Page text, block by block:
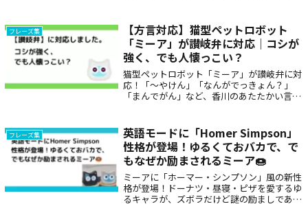
の癒しアイテムとしても人気です。
フレーズ集
【方言対応】猫型ペットロボット
「ミーア」が讃岐弁に対応｜コシが
強く、でも人懐っこい？
猫型ペットロボット「ミーア」が讃岐弁に対
応！「〜やけん」「なんがでっきょん？」
「まんでがん」など、香川のあたたかい言葉
にも大人気。
フレーズ集
英語モードに「Homer Simpson」
性格が登場！ゆるくておバカで、で
もなぜか励まされるミーア🍩
ミーアに「ホーマー・シンプソン」風の新性
格が登場！ドーナツ・昼寝・ピザを愛するゆ
るキャラが、ズボラだけど謎の励ましであな